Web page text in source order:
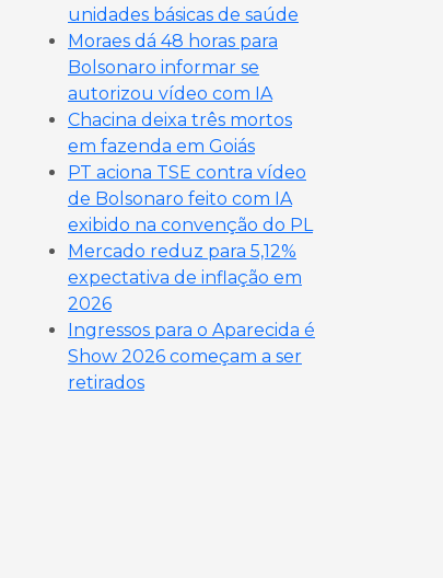
unidades básicas de saúde
Moraes dá 48 horas para
Bolsonaro informar se
autorizou vídeo com IA
Chacina deixa três mortos
em fazenda em Goiás
PT aciona TSE contra vídeo
de Bolsonaro feito com IA
exibido na convenção do PL
Mercado reduz para 5,12%
expectativa de inflação em
2026
Ingressos para o Aparecida é
Show 2026 começam a ser
retirados